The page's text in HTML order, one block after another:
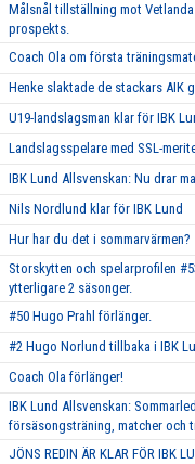
Målsnål tillställning mot
prospekts.
Coach Ola om första
Henke slaktade de stackars AIK
U19-landslagsman klar för IBK
Landslagsspelare med SSL-
IBK Lund Allsvenskan: Nu drar
Nils Nordlund klar för IBK Lund
Hur har du det i sommarvärmen?
Storskytten och spelarprofilen
ytterligare 2 säsonger.
#50 Hugo Prahl förlänger.
#2 Hugo Norlund tillbaka i IBK
Coach Ola förlänger!
IBK Lund Allsvenskan:
försäsongsträning, matcher och
JÖNS REDIN ÄR KLAR FÖR IBK